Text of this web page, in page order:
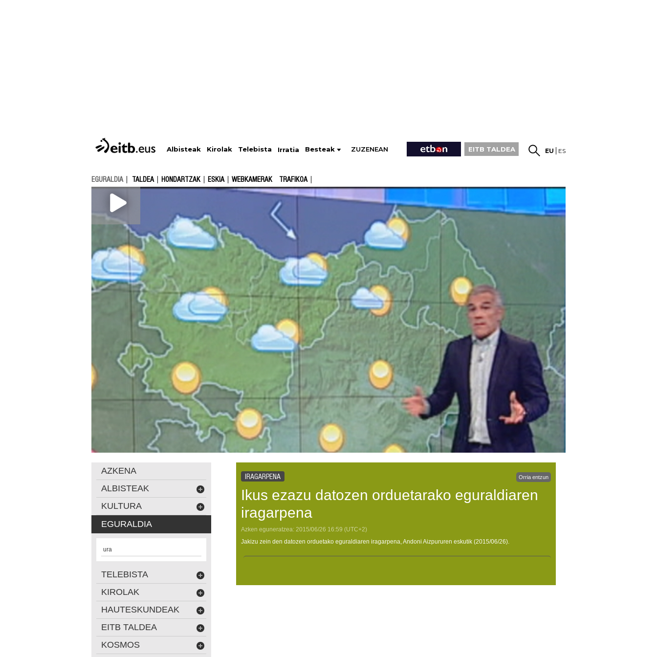
Albisteak Kirolak Telebista Irratia Besteak ZUZENEAN EITB TALDEA EU ES
EGURALDIA TALDEA HONDARTZAK ESKIA WEBKAMERAK TRAFIKOA
IRAGARPENA Orria entzun
Ikus ezazu datozen orduetarako eguraldiaren
iragarpena
Azken eguneratzea: 2015/06/26 16:59 (UTC+2)
Jakizu zein den datozen orduetako eguraldiaren iragarpena, Andoni Aizpururen eskutik (2015/06/26).
AZKENA
ALBISTEAK
KULTURA
EGURALDIA
ura
TELEBISTA
KIROLAK
HAUTESKUNDEAK
EITB TALDEA
KOSMOS